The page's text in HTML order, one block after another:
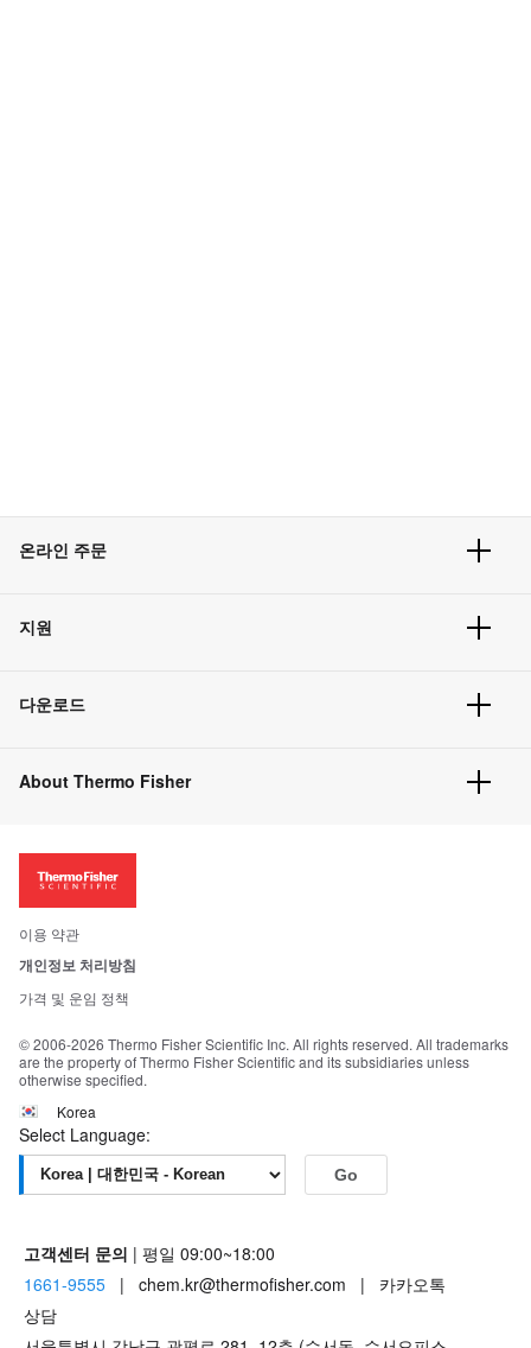
온라인 주문
주문 방법
벌크 주문
지원
고객 센터
웹사이트 개선사항
다운로드
주문관련문서
About Thermo Fisher
투자자
사회적 책임
브랜드
이용 약관
개인정보 처리방침
가격 및 운임 정책
© 2006-2026 Thermo Fisher Scientific Inc. All rights reserved. All trademarks
are the property of Thermo Fisher Scientific and its subsidiaries unless
otherwise specified.
Korea
Select Language:
Go
고객센터 문의 | 평일 09:00~18:00
1661-9555 | chem.kr@thermofisher.com | 카카오톡
상담